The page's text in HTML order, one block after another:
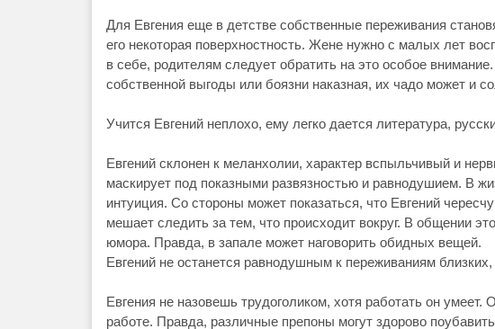
Для Евгения еще в детстве собственные переживания
его некоторая поверхностность. Жене нужно с малых лет
в себе, родителям следует обратить на это особое
собственной выгоды или боязни наказная, их чадо может и
Учится Евгений неплохо, ему легко дается литература,
Евгений склонен к меланхолии, характер вспыльчивый и
маскирует под показными развязностью и равнодушием. В
интуиция. Со стороны может показаться, что Евгений
мешает следить за тем, что происходит вокруг. В общении
юмора. Правда, в запале может наговорить обидных вещей.
Евгений не останется равнодушным к переживаниям
Евгения не назовешь трудоголиком, хотя работать он умеет.
работе. Правда, различные препоны могут здорово